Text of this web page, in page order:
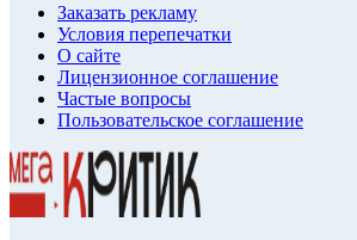
Заказать рекламу
Условия перепечатки
О сайте
Лицензионное соглашение
Частые вопросы
Пользовательское соглашение